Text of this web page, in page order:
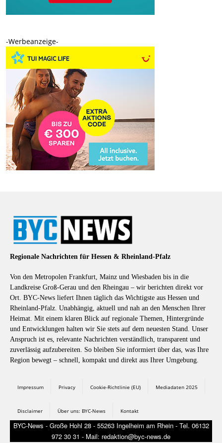
-Werbeanzeige-
Regionale Nachrichten für Hessen & Rheinland-Pfalz
Von den Metropolen Frankfurt, Mainz und Wiesbaden bis in die
Landkreise Groß-Gerau und den Rheingau – wir berichten direkt vor
Ort. BYC-News liefert Ihnen täglich das Wichtigste aus Hessen und
Rheinland-Pfalz. Unabhängig, aktuell und nah an den Menschen Ihrer
Heimat. Mit einem klaren Blick auf regionale Themen, Hintergründe
und Entwicklungen halten wir Sie stets auf dem neuesten Stand. Unser
Anspruch ist es, relevante Nachrichten verständlich, transparent und
zuverlässig aufzubereiten. So bleiben Sie informiert über das, was Ihre
Region bewegt – schnell, kompakt und direkt aus Ihrer Umgebung.
Impressum Privacy Cookie-Richtlinie (EU) Mediadaten 2025
Disclaimer Über uns: BYC-News Kontakt
BYC-News - Große Hohl 28 - 55263 Ingelheim am Rhein - Tel. 06132
972 30 31 - Mail: redaktion@byc-news.de